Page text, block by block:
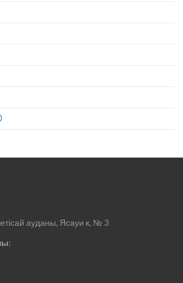
ауданы, Ясауи к, № 3